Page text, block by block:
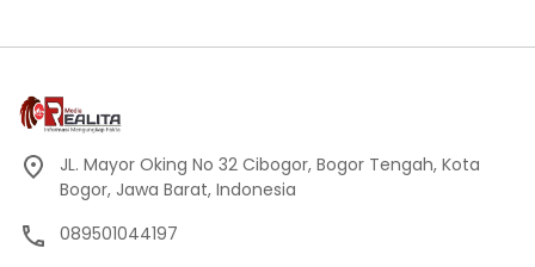
JL. Mayor Oking No 32 Cibogor, Bogor Tengah, Kota
Bogor, Jawa Barat, Indonesia
089501044197